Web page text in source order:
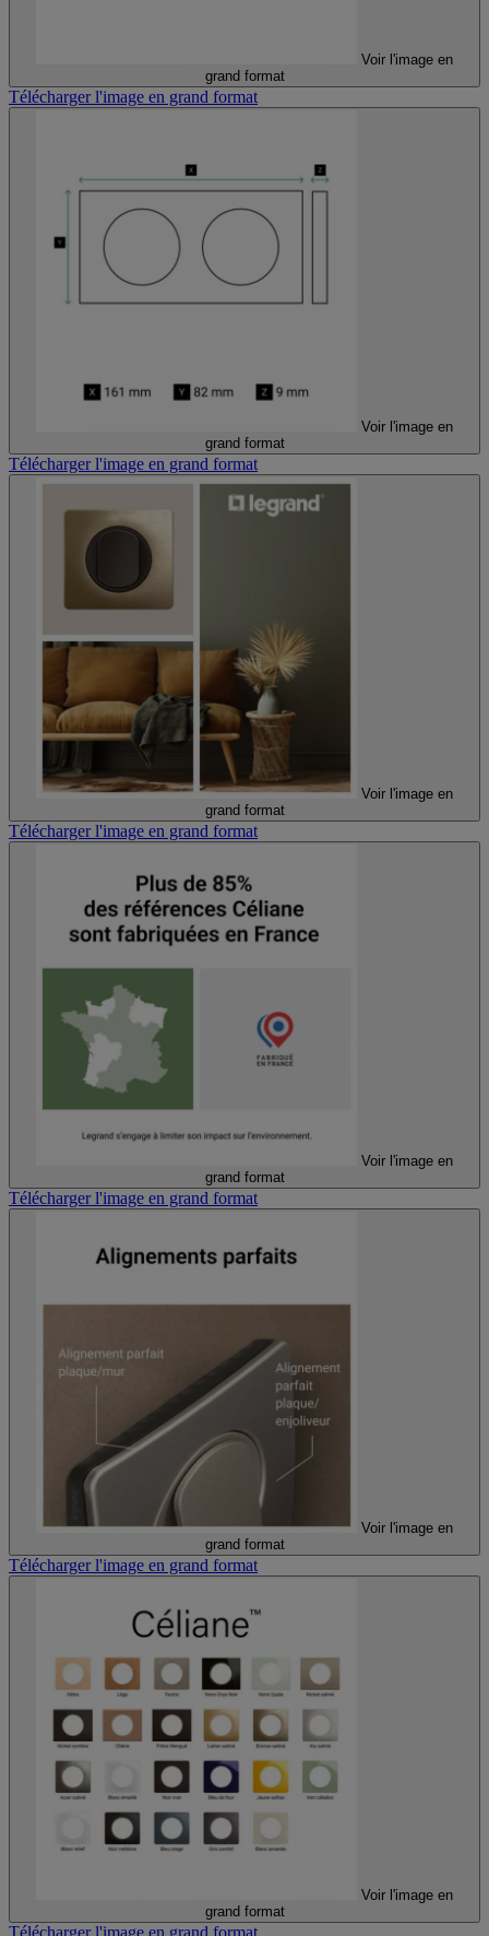
Voir l'image en
grand format
Télécharger l'image en grand format
Voir l'image en
grand format
Télécharger l'image en grand format
Voir l'image en
grand format
Télécharger l'image en grand format
Voir l'image en
grand format
Télécharger l'image en grand format
Voir l'image en
grand format
Télécharger l'image en grand format
Voir l'image en
grand format
Télécharger l'image en grand format